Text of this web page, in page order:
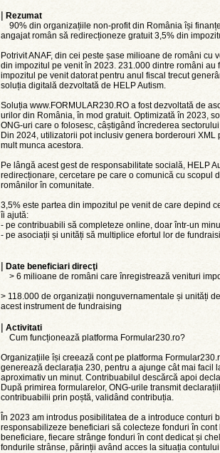
| Rezumat
90% din organizațiile non-profit din România își
angajat român să redirecționeze gratuit 3,5% din
Potrivit ANAF, din cei peste șase milioane de români
din impozitul pe venit în 2023. 231.000 dintre români
impozitul pe venit datorat pentru anul fiscal trecut
soluția digitală dezvoltată de HELP Autism.
Soluția www.FORMULAR230.RO a fost dezvoltată de
urilor din România, în mod gratuit. Optimizată în 2023,
ONG-uri care o folosesc, câștigând încrederea
Din 2024, utilizatorii pot inclusiv genera borderouri
mult munca acestora.
Pe lângă acest gest de responsabilitate socială, HELP
redirecționare, cercetare pe care o comunică cu scopul
românilor în comunitate.
3,5% este partea din impozitul pe venit de care depind
îi ajută:
- pe contribuabili să completeze online, doar într-un
- pe asociații și unități să multiplice efortul lor de
| Date beneficiari direcţi
> 6 milioane de români care înregistrează venituri
> 118.000 de organizații nonguvernamentale și unități
acest instrument de fundraising
| Activitati
Cum funcționează platforma Formular230.ro?
Organizațiile își creează cont pe platforma
generează declarația 230, pentru a ajunge cât mai facil
aproximativ un minut. Contribuabilul descărcă apoi
După primirea formularelor, ONG-urile transmit
contribuabilii prin poștă, validând contribuția.
În 2023 am introdus posibilitatea de a introduce
responsabilizeze beneficiari să colecteze fonduri în
beneficiare, fiecare strânge fonduri în cont dedicat și
fondurile strânse, părinții având acces la situația contului